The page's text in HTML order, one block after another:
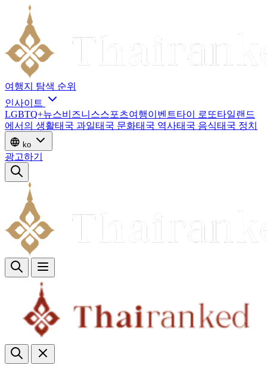
여행지 탐색 순위
인사이트
LGBTQ+뉴스비즈니스스포츠여행이벤트타이 로또타일랜드
에서의 생활태국 과일태국 문화태국 역사태국 음식태국 정치
ko
광고하기